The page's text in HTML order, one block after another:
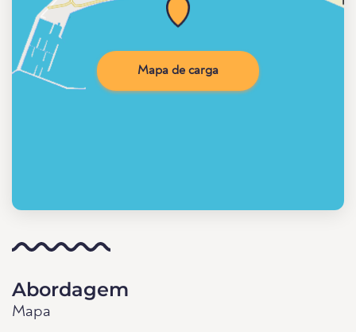
Mapa de carga
Abordagem
Mapa